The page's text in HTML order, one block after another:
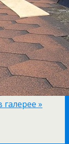
»